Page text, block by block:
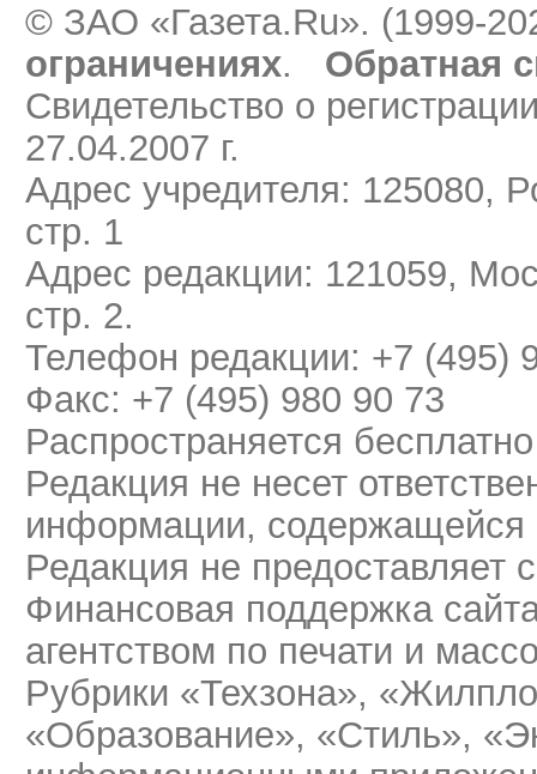
© ЗАО «Газета.Ru». (1999-
ограничениях.
Обратная
Свидетельство о
27.04.2007 г.
Адрес учредителя: 125080,
стр. 1
Адрес редакции: 121059,
стр. 2.
Телефон редакции: +7 (495)
Факс: +7 (495) 980 90 73
Распространяется бесплатно
Редакция не несет
информации, содержащейся
Редакция не предоставляет
Финансовая поддержка
агентством по печати и
Рубрики «Техзона»,
«Образование», «Стиль»,